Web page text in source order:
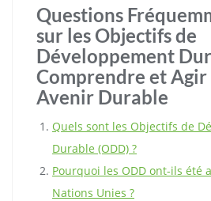
Questions
sur les Objectifs de
Développement
Comprendre et
Avenir Durable
Quels sont les Objectifs de
Durable (ODD) ?
Pourquoi les ODD ont-ils été
Nations Unies ?